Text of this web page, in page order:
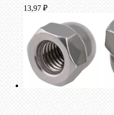
13,97 ₽